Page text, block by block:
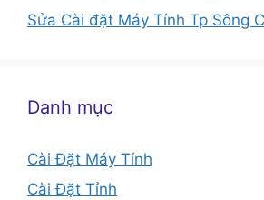
Sửa Cài đặt Máy Tính Tp Sông
Danh mục
Cài Đặt Máy Tính
Cài Đặt Tỉnh